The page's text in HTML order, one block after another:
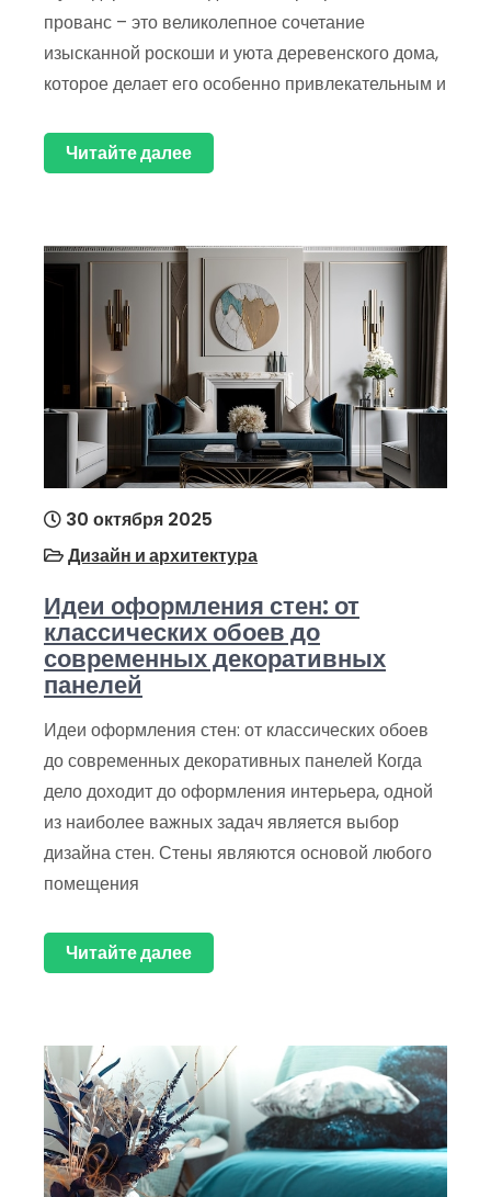
прованс – это великолепное сочетание
изысканной роскоши и уюта деревенского дома,
которое делает его особенно привлекательным и
Читайте далее
30 октября 2025
Дизайн и архитектура
Идеи оформления стен: от
классических обоев до
современных декоративных
панелей
Идеи оформления стен: от классических обоев
до современных декоративных панелей Когда
дело доходит до оформления интерьера, одной
из наиболее важных задач является выбор
дизайна стен. Стены являются основой любого
помещения
Читайте далее